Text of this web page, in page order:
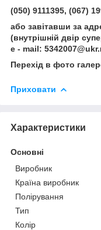
(050) 9111395, (067)
або завітавши за
(внутрішній двір
e - mail:
Перехід в фото
Приховати
Характеристики
Основні
Виробник
Країна виробник
Полірування
Тип
Колір